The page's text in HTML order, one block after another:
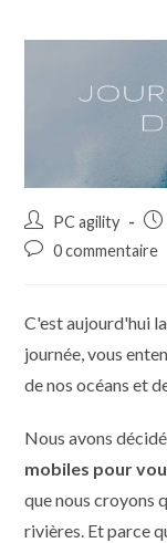
Auteur/autrice
de
PC agility
Commentaires
publication :
0 commentaire
C'est aujourd'hui
journée, vous
de nos océans et
Nous avons
mobiles pour
que nous croyons
rivières. Et parce